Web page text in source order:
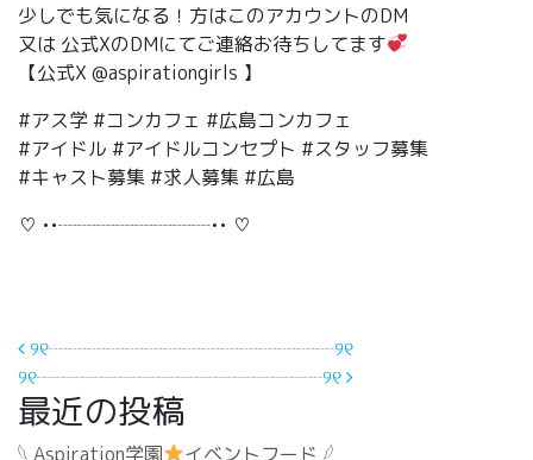
少しでも気になる！方はこのアカウントのDM
又は 公式XのDMにてご連絡お待ちしてます
【公式X @aspirationgirls 】
#アス学 #コンカフェ #広島コンカフェ
#アイドル #アイドルコンセプト #スタッフ募集
#キャスト募集 #求人募集 #広島
♡ ••┈┈┈┈┈┈┈┈•• ♡
投稿ナビゲーション
୨୧┈┈┈┈┈┈┈┈┈┈┈┈┈┈┈୨୧
୨୧┈┈┈┈┈┈┈┈┈┈┈┈┈┈┈୨୧
最近の投稿
𓆩 Aspiration学園
イベントフード 𓆪